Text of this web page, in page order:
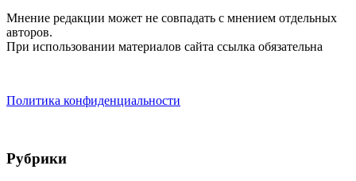
Мнение редакции может не совпадать с мнением отдельных
авторов.
При использовании материалов сайта ссылка обязательна
Политика конфиденциальности
Рубрики